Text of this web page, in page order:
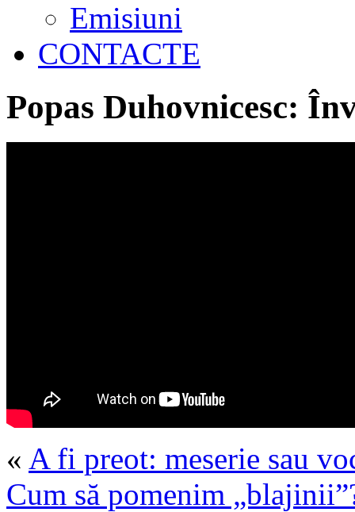
Emisiuni
CONTACTE
Popas Duhovnicesc:
« A fi preot: meserie sau
Cum să pomenim